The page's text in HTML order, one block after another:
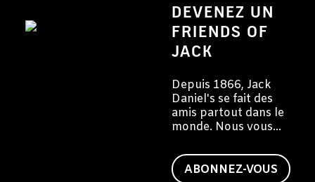
DEVENEZ UN
FRIENDS OF
JACK
Depuis 1866, Jack
Daniel's se fait des
amis partout dans le
monde. Nous vous
vous aussi un ami de
Jack.ABONNEZ-VOUS